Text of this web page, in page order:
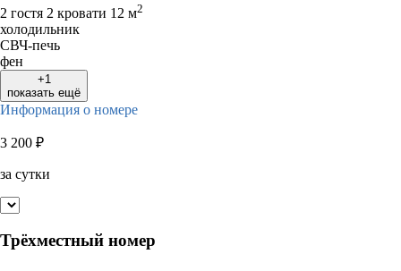
2 гостя 2 кровати 12 м2
холодильник
СВЧ-печь
фен
+1
показать ещё
Информация о номере
3 200 ₽
за сутки
Трёхместный номер